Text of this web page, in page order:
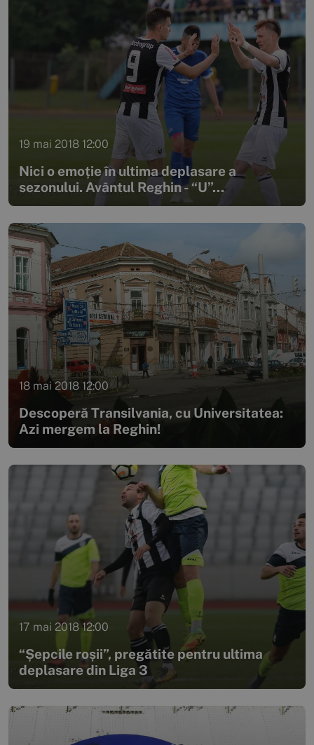
19 mai 2018 12:00
Nici o emoție în ultima deplasare a
sezonului. Avântul Reghin - “U”...
18 mai 2018 12:00
Descoperă Transilvania, cu Universitatea:
Azi mergem la Reghin!
17 mai 2018 12:00
“Șepcile roșii”, pregătite pentru ultima
deplasare din Liga 3